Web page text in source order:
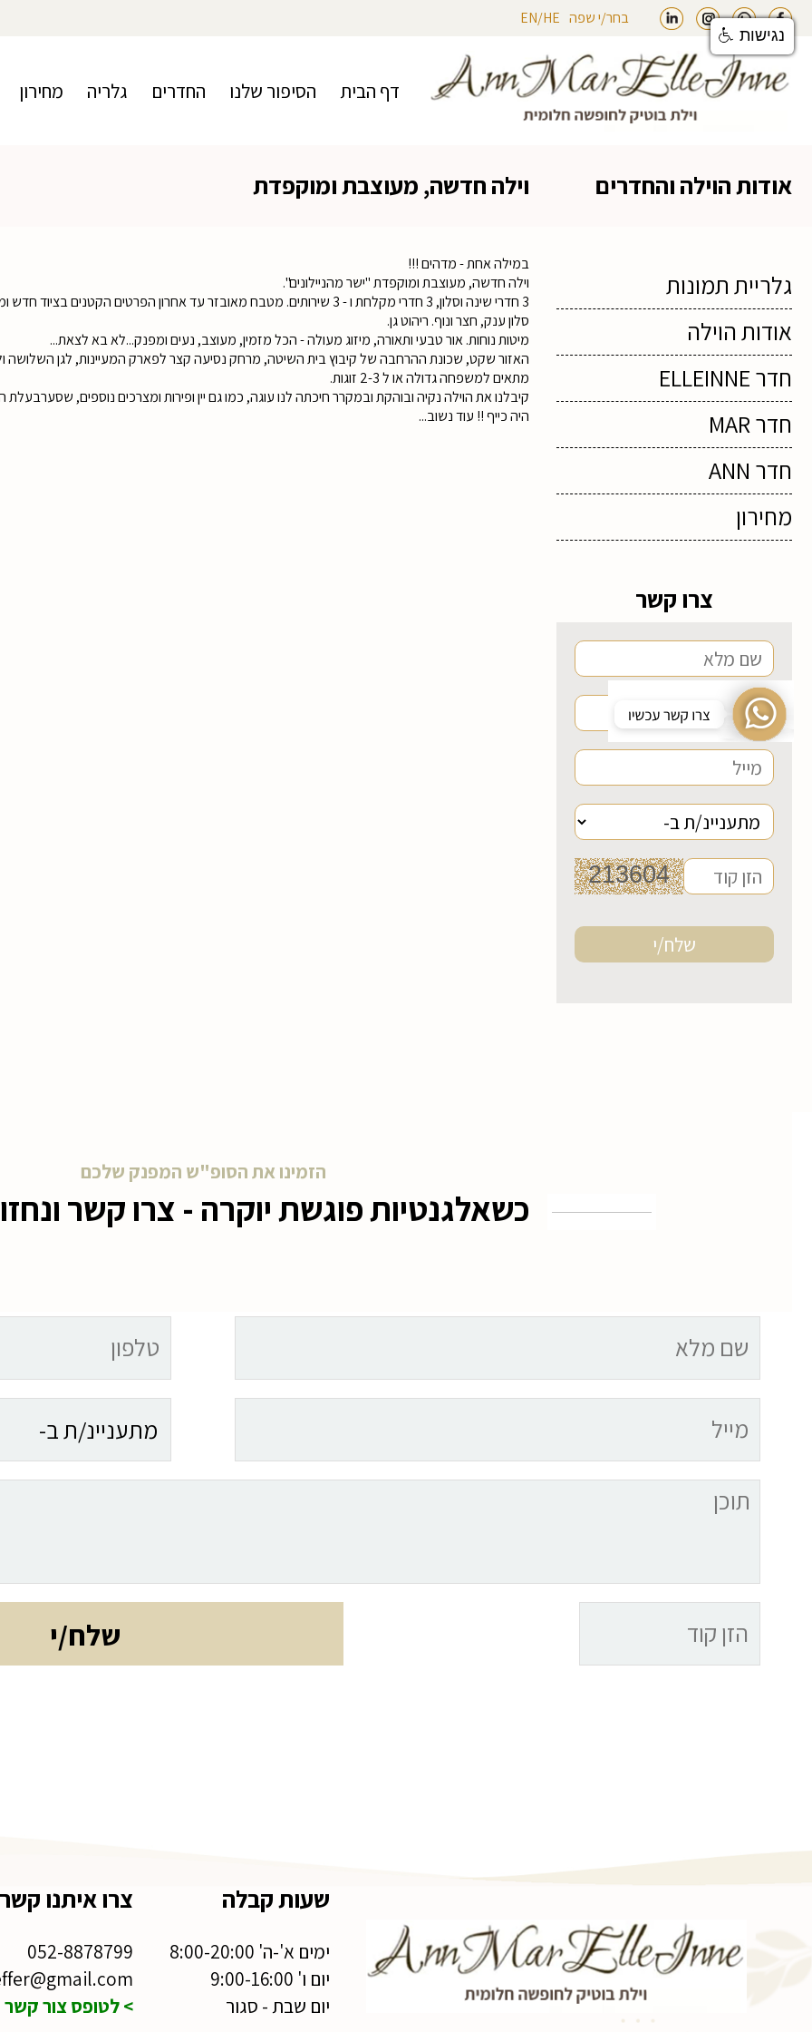
facebook
whatsapp
instegram
linkin
בחר/י שפה HE
/
EN
דף הבית הסיפור שלנו החדרים גלריה מחירון
אודות הוילה והחדרים וילה חדשה, מעוצבת ומוקפדת
גלריית תמונות
אודות הוילה
חדר ELLEINNE
חדר MAR
חדר ANN
מחירון
צרו קשר
במילה אחת - מדהים !!!
וילה חדשה, מעוצבת ומוקפדת "ישר מהניילונים".
3 חדרי שינה וסלון, 3 חדרי מקלחת ו - 3 שירותים. מטבח מאובזר עד אחרון הפרטים הקטנים בציוד חדש ומודרני - מכונת קפה, מדיח - ממש כמו בבית.
סלון ענק, חצר ונוף. ריהוט גן.
מיטות נוחות. אור טבעי ותאורה, מיזוג מעולה - הכל מזמין, מעוצב, נעים ומפנק...לא בא לצאת...
האזור שקט, שכונת ההרחבה של קיבוץ בית השיטה, מרחק נסיעה קצר לפארק המעיינות, לגן השלושה
מתאים למשפחה גדולה או ל 2-3 זוגות.
קיבלנו את הוילה נקיה ובוהקת ובמקרר חיכתה לנו עוגה, כמו גם יין ופירות ומצרכים נוספים,
היה כייף !! עוד נשוב...
הזמינו את הסופ"ש המפנק שלכם
כשאלגנטיות פוגשת יוקרה - צרו קשר
שעות קבלה
ימים א'-ה' 8:00-20:00
יום ו' 9:00-16:00
יום שבת - סגור
צרו איתנו קשר
052-8878799
> לטופס צור קשר
נגישות